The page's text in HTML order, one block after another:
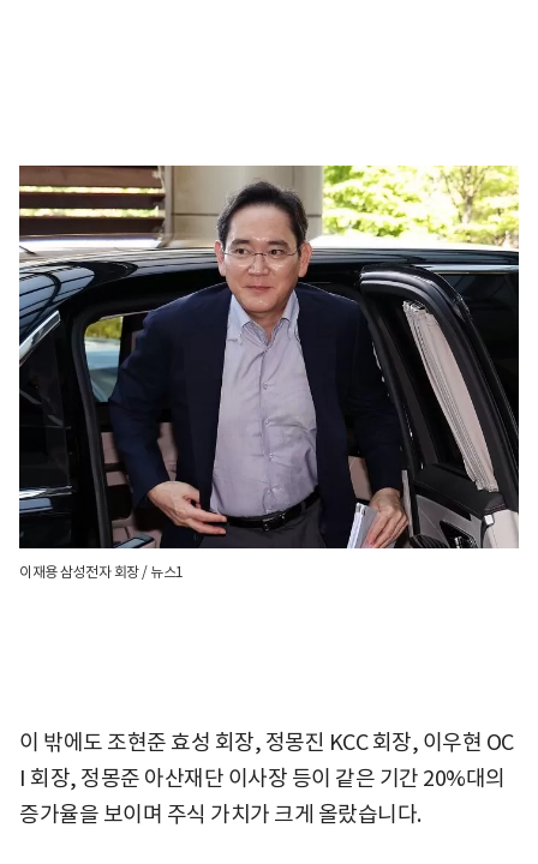
이재용 삼성전자 회장 / 뉴스1
이 밖에도 조현준 효성 회장, 정몽진 KCC 회장, 이우현 OC
I 회장, 정몽준 아산재단 이사장 등이 같은 기간 20%대의
증가율을 보이며 주식 가치가 크게 올랐습니다.